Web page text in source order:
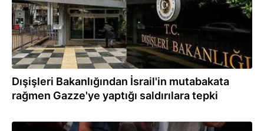
Dışişleri Bakanlığından İsrail'in mutabakata
rağmen Gazze'ye yaptığı saldırılara tepki